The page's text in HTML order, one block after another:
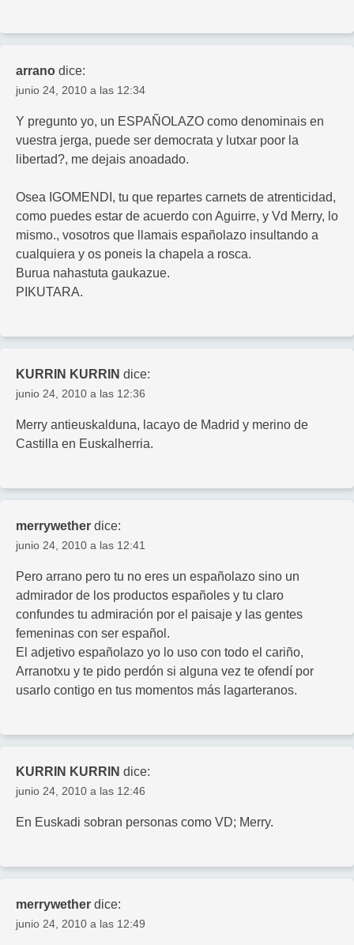
arrano dice:
junio 24, 2010 a las 12:34
Y pregunto yo, un ESPAÑOLAZO como denominais en
vuestra jerga, puede ser democrata y lutxar poor la
libertad?, me dejais anoadado.
Osea IGOMENDI, tu que repartes carnets de atrenticidad,
como puedes estar de acuerdo con Aguirre, y Vd Merry, lo
mismo., vosotros que llamais españolazo insultando a
cualquiera y os poneis la chapela a rosca.
Burua nahastuta gaukazue.
PIKUTARA.
KURRIN KURRIN dice:
junio 24, 2010 a las 12:36
Merry antieuskalduna, lacayo de Madrid y merino de
Castilla en Euskalherria.
merrywether dice:
junio 24, 2010 a las 12:41
Pero arrano pero tu no eres un españolazo sino un
admirador de los productos españoles y tu claro
confundes tu admiración por el paisaje y las gentes
femeninas con ser español.
El adjetivo españolazo yo lo uso con todo el cariño,
Arranotxu y te pido perdón si alguna vez te ofendí por
usarlo contigo en tus momentos más lagarteranos.
KURRIN KURRIN dice:
junio 24, 2010 a las 12:46
En Euskadi sobran personas como VD; Merry.
merrywether dice:
junio 24, 2010 a las 12:49